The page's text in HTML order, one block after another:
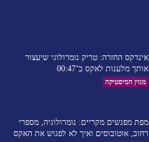
אינדקס החזרה: טריק נומרולוגי שיעצור
אותך מלענות לאקס ב־00:47
מגזין המיסטיקה
מפת מפגשים מקריים: נומרולוגיה, מספרי
רחוב, אוטובוסים ואיך לא לפגוש את האקס